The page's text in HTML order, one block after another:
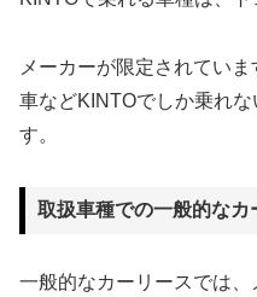
メーカーが限定されてい
車などKINTOでしか乗れ
す。
取扱車種での一般的なカ
一般的なカーリースでは